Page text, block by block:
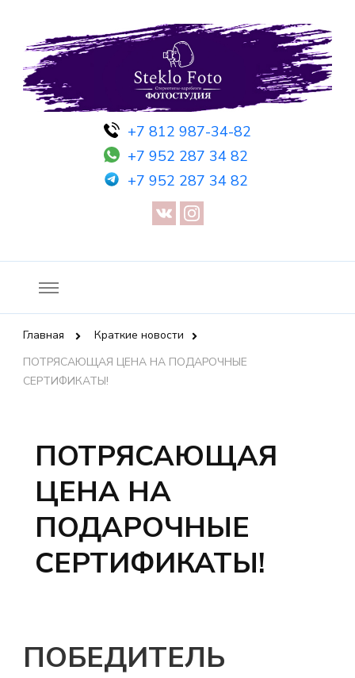
+7 812 987-34-82
+7 952 287 34 82
+7 952 287 34 82
Фотостудия SF
Фотосессия в студии СПб — Фотосессия в Санкт-Петербурге
— Предметная съемка — Невидимый манекен — Прозрачный
манекен — Сертификат на фотосессию
Главная
Краткие новости
ПОТРЯСАЮЩАЯ ЦЕНА НА ПОДАРОЧНЫЕ
СЕРТИФИКАТЫ!
ПОТРЯСАЮЩАЯ
ЦЕНА НА
ПОДАРОЧНЫЕ
СЕРТИФИКАТЫ!
ПОБЕДИТЕЛЬ